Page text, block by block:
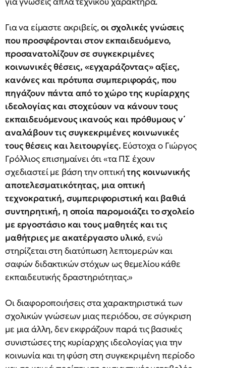
Για να είμαστε ακριβείς,οι σχολικές γνώσεις
που προσφέρονται στον εκπαιδευόμενο,
προσανατολίζουν σε συγκεκριμένες
κοινωνικές θέσεις, «εγχαράζοντας» αξίες,
κανόνες και πρότυπα συμπεριφοράς, που
πηγάζουν πάντα από το χώρο της κυρίαρχης
ιδεολογίας και στοχεύουν να κάνουν τους
εκπαιδευόμενους ικανούς και πρόθυμους ν΄
αναλάβουν τις συγκεκριμένες κοινωνικές
τους θέσεις και λειτουργίες. Εύστοχα ο Γιώργος
Γρόλλιος επισημαίνει ότι «τα ΠΣ έχουν
σχεδιαστεί με βάση την οπτικήτης κοινωνικής
αποτελεσματικότητας, μια οπτική
τεχνοκρατική, συμπεριφοριστική και βαθιά
συντηρητική, η οποία παρομοιάζει το σχολείο
με εργοστάσιο και τους μαθητές και τις
μαθήτριες με ακατέργαστο υλικό, ενώ
στηρίζεται στη διατύπωση λεπτομερών και
σαφών διδακτικών στόχων ως θεμελίου κάθε
εκπαιδευτικής δραστηριότητας.»
Οι διαφοροποιήσεις στα χαρακτηριστικά των
σχολικών γνώσεων μιας περιόδου, σε σύγκριση
με μια άλλη, δεν εκφράζουν παρά τις βασικές
συνιστώσες της κυρίαρχης ιδεολογίας για την
κοινωνία και τη φύση στη συγκεκριμένη περίοδο